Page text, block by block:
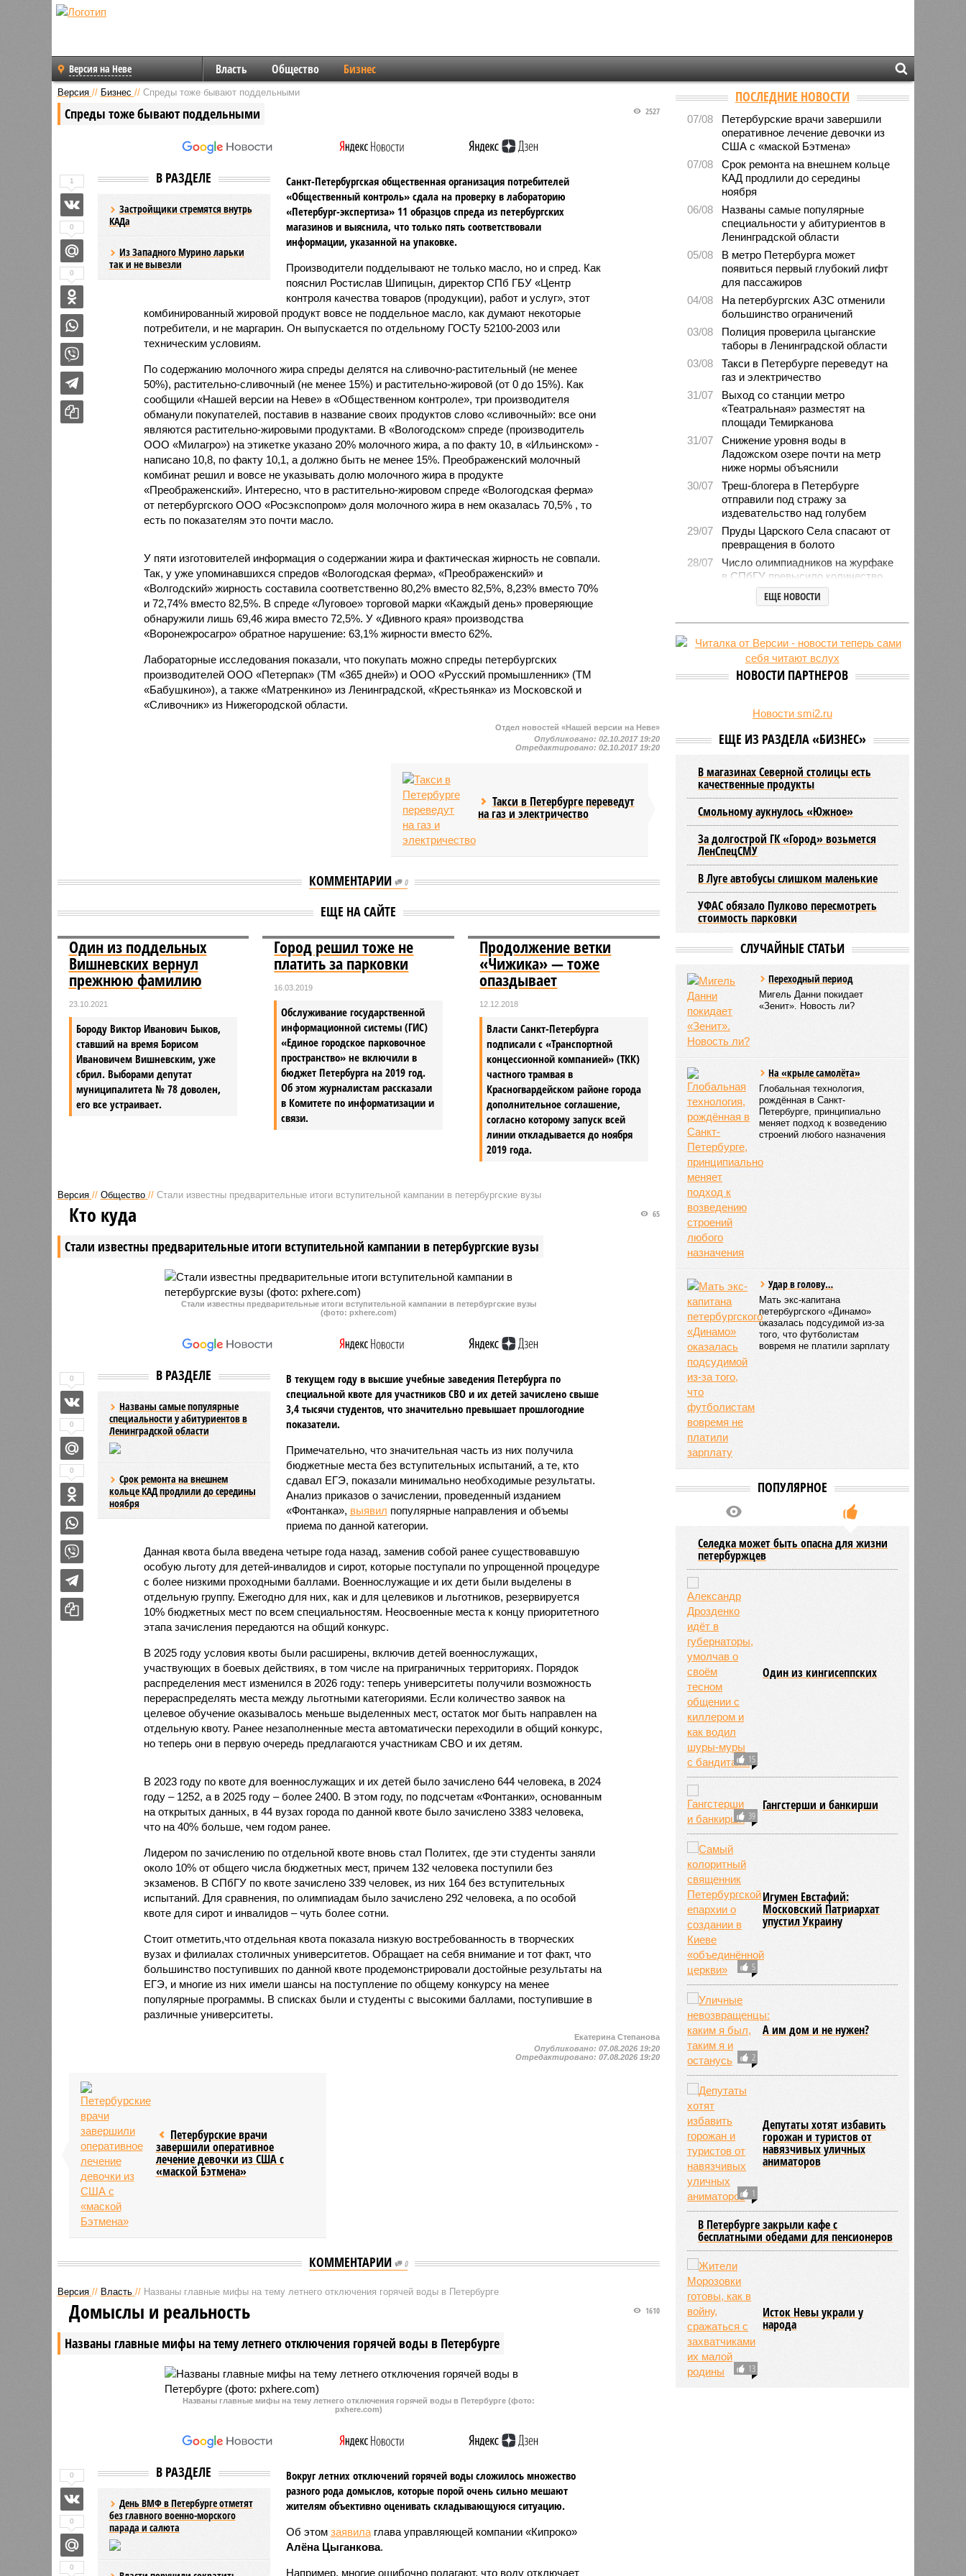
Версия на Неве Власть Общество Бизнес
Версия // Бизнес // Спреды тоже бывают поддельными
Спреды тоже бывают поддельными 2527
В РАЗДЕЛЕ
Застройщики стремятся внутрь
КАДа
Из Западного Мурино ларьки
так и не вывезли
Санкт-Петербургская общественная организация потребителей
«Общественный контроль» сдала на проверку в лабораторию
«Петербург-экспертиза» 11 образцов спреда из петербургских
магазинов и выяснила, что только пять соответствовали
информации, указанной на упаковке.
Производители подделывают не только масло, но и спред. Как
пояснил Ростислав Шипицын, директор СПб ГБУ «Центр
контроля качества товаров (продукции), работ и услуг», этот
комбинированный жировой продукт вовсе не поддельное масло, как думают некоторые
потребители, и не маргарин. Он выпускается по отдельному ГОСТу 52100-2003 или
техническим условиям.
По содержанию молочного жира спреды делятся на сливочно-растительный (не менее
50%), растительно-сливочный (не менее 15%) и растительно-жировой (от 0 до 15%). Как
сообщили «Нашей версии на Неве» в «Общественном контроле», три производителя
обманули покупателей, поставив в название своих продуктов слово «сливочный»: все они
являются растительно-жировыми продуктами. В «Вологодском» спреде (производитель
ООО «Милагро») на этикетке указано 20% молочного жира, а по факту 10, в «Ильинском» -
написано 10,8, по факту 10,1, а должно быть не менее 15%. Преображенский молочный
комбинат решил и вовсе не указывать долю молочного жира в продукте
«Преображенский». Интересно, что в растительно-жировом спреде «Вологодская ферма»
от петербургского ООО «Росэкспопром» доля молочного жира в нем оказалась 70,5% , то
есть по показателям это почти масло.
У пяти изготовителей информация о содержании жира и фактическая жирность не совпали.
Так, у уже упоминавшихся спредов «Вологодская ферма», «Преображенский» и
«Волгодский» жирность составила соответственно 80,2% вместо 82,5%, 8,23% вместо 70%
и 72,74% вместо 82,5%. В спреде «Луговое» торговой марки «Каждый день» проверяющие
обнаружили лишь 69,46 жира вместо 72,5%. У «Дивного края» производства
«Воронежросагро» обратное нарушение: 63,1% жирности вместо 62%.
Лабораторные исследования показали, что покупать можно спреды петербургских
производителей ООО «Петерпак» (ТМ «365 дней») и ООО «Русский промышленник» (ТМ
«Бабушкино»), а также «Матренкино» из Ленинградской, «Крестьянка» из Московской и
«Сливочник» из Нижегородской области.
1
0
0
Отдел новостей «Нашей версии на Неве»
Опубликовано:02.10.2017 19:20
Отредактировано:02.10.2017 19:20
Такси в Петербурге переведут
на газ и электричество
КОММЕНТАРИИ 0
ЕЩЕ НА САЙТЕ
Один из поддельных
Вишневских вернул
прежнюю фамилию
23.10.2021
Бороду Виктор Иванович Быков,
ставший на время Борисом
Ивановичем Вишневским, уже
сбрил. Выборами депутат
муниципалитета № 78 доволен,
его все устраивает.
Город решил тоже не
платить за парковки
16.03.2019
Обслуживание государственной
информационной системы (ГИС)
«Единое городское парковочное
пространство» не включили в
бюджет Петербурга на 2019 год.
Об этом журналистам рассказали
в Комитете по информатизации и
связи.
Продолжение ветки
«Чижика» — тоже
опаздывает
12.12.2018
Власти Санкт-Петербурга
подписали с «Транспортной
концессионной компанией» (ТКК)
частного трамвая в
Красногвардейском районе города
дополнительное соглашение,
согласно которому запуск всей
линии откладывается до ноября
2019 года.
Версия // Общество // Стали известны предварительные итоги вступительной кампании в петербургские вузы
Стали известны предварительные итоги вступительной кампании в петербургские вузы
65
Кто куда
Стали известны предварительные итоги вступительной кампании в петербургские вузы
(фото: pxhere.com)
В РАЗДЕЛЕ
Названы самые популярные
специальности у абитуриентов в
Ленинградской области
Срок ремонта на внешнем
кольце КАД продлили до середины
ноября
В текущем году в высшие учебные заведения Петербурга по
специальной квоте для участников СВО и их детей зачислено свыше
3,4 тысячи студентов, что значительно превышает прошлогодние
показатели.
Примечательно, что значительная часть из них получила
бюджетные места без вступительных испытаний, а те, кто
сдавал ЕГЭ, показали минимально необходимые результаты.
Анализ приказов о зачислении, проведенный изданием
«Фонтанка», выявил популярные направления и объемы
приема по данной категории.
Данная квота была введена четыре года назад, заменив собой ранее существовавшую
особую льготу для детей-инвалидов и сирот, которые поступали по упрощенной процедуре
с более низкими проходными баллами. Военнослужащие и их дети были выделены в
отдельную группу. Ежегодно для них, как и для целевиков и льготников, резервируется
10% бюджетных мест по всем специальностям. Неосвоенные места к концу приоритетного
этапа зачисления передаются на общий конкурс.
В 2025 году условия квоты были расширены, включив детей военнослужащих,
участвующих в боевых действиях, в том числе на приграничных территориях. Порядок
распределения мест изменился в 2026 году: теперь университеты получили возможность
перераспределять места между льготными категориями. Если количество заявок на
целевое обучение оказывалось меньше выделенных мест, остаток мог быть направлен на
отдельную квоту. Ранее незаполненные места автоматически переходили в общий конкурс,
но теперь они в первую очередь предлагаются участникам СВО и их детям.
В 2023 году по квоте для военнослужащих и их детей было зачислено 644 человека, в 2024
году – 1252, а в 2025 году – более 2400. В этом году, по подсчетам «Фонтанки», основанным
на открытых данных, в 44 вузах города по данной квоте было зачислено 3383 человека,
что на 40% больше, чем годом ранее.
Лидером по зачислению по отдельной квоте вновь стал Политех, где эти студенты заняли
около 10% от общего числа бюджетных мест, причем 132 человека поступили без
экзаменов. В СПбГУ по квоте зачислено 339 человек, из них 164 без вступительных
испытаний. Для сравнения, по олимпиадам было зачислено 292 человека, а по особой
квоте для сирот и инвалидов – чуть более сотни.
Стоит отметить,что отдельная квота показала низкую востребованность в творческих
вузах и филиалах столичных университетов. Обращает на себя внимание и тот факт, что
большинство поступивших по данной квоте продемонстрировали достойные результаты на
ЕГЭ, и многие из них имели шансы на поступление по общему конкурсу на менее
популярные программы. В списках были и студенты с высокими баллами, поступившие в
различные университеты.
0
0
0
Екатерина Степанова
Опубликовано:07.08.2026 19:20
Отредактировано:07.08.2026 19:20
Петербурские врачи
завершили оперативное
лечение девочки из США с
«маской Бэтмена»
КОММЕНТАРИИ 0
Версия // Власть // Названы главные мифы на тему летнего отключения горячей воды в Петербурге
Названы главные мифы на тему летнего отключения горячей воды в Петербурге
1610
Домыслы и реальность
Названы главные мифы на тему летнего отключения горячей воды в Петербурге (фото:
pxhere.com)
В РАЗДЕЛЕ
День ВМФ в Петербурге отметят
без главного военно-морского
парада и салюта
Вокруг летних отключений горячей воды сложилось множество
разного рода домыслов, которые порой очень сильно мешают
жителям объективно оценивать складывающуюся ситуацию.
Об этом заявилаглава управляющей компании «Кипроко»
Алёна Цыганкова.
Например, многие ошибочно полагают, что воду отключает
0
0
0
ПОСЛЕДНИЕ НОВОСТИ
07/08
Петербурские врачи завершили
оперативное лечение девочки из
США с «маской Бэтмена»
07/08
Срок ремонта на внешнем кольце
КАД продлили до середины
ноября
06/08
Названы самые популярные
специальности у абитуриентов в
Ленинградской области
05/08
В метро Петербурга может
появиться первый глубокий лифт
для пассажиров
04/08
На петербургских АЗС отменили
большинство ограничений
03/08
Полиция проверила цыганские
таборы в Ленинградской области
03/08
Такси в Петербурге переведут на
газ и электричество
31/07
Выход со станции метро
«Театральная» разместят на
площади Темирканова
31/07
Снижение уровня воды в
Ладожском озере почти на метр
ниже нормы объяснили
30/07
Треш-блогера в Петербурге
отправили под стражу за
издевательство над голубем
29/07
Пруды Царского Села спасают от
превращения в болото
28/07
Число олимпиадников на журфаке
в СПбГУ превысило количество
бюджетных мест
Рейды против подростков-
неформалов проведут в городе на
Оплатить проезд в наземном
транспорте Петербурга можно
будет по геолокации
отключения горячей воды в
ЕЩЕ НОВОСТИ
НОВОСТИ ПАРТНЕРОВ
Новости smi2.ru
ЕЩЕ ИЗ РАЗДЕЛА «БИЗНЕС»
В магазинах Северной столицы есть
качественные продукты
Смольному аукнулось «Южное»
За долгострой ГК «Город» возьмется
ЛенСпецСМУ
В Луге автобусы слишком маленькие
УФАС обязало Пулково пересмотреть
стоимость парковки
СЛУЧАЙНЫЕ СТАТЬИ
Переходный период
Мигель Данни покидает
«Зенит». Новость ли?
На «крыле самолёта»
Глобальная технология,
рождённая в Санкт-
Петербурге, принципиально
меняет подход к возведению
строений любого назначения
Удар в голову…
Мать экс-капитана
петербургского «Динамо»
оказалась подсудимой из-за
того, что футболистам
вовремя не платили зарплату
ПОПУЛЯРНОЕ
Селедка может быть опасна для жизни
петербуржцев
15
Один из кингисеппских
39
Гангстерши и банкирши
5
Игумен Евстафий:
Московский Патриархат
упустил Украину
2
А им дом и не нужен?
1
Депутаты хотят избавить
горожан и туристов от
навязчивых уличных
аниматоров
В Петербурге закрыли кафе с
бесплатными обедами для пенсионеров
13
Исток Невы украли у
народа